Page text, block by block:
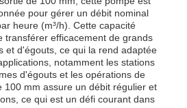
pour gérer un débit nominal
heure (m³/h). Cette capacité
transférer efficacement de grands
et d'égouts, ce qui la rend adaptée
notamment les stations
d'égouts et les opérations de
100 mm assure un débit régulier et
ce qui est un défi courant dans